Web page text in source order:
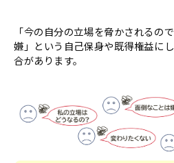
「今の自分の立場を脅かされるの
嫌」という自己保身や既得権益に
合があります。